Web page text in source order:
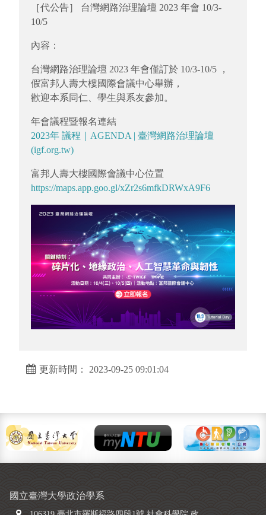
［代公告］ 台灣網路治理論壇 2023 年會 10/3-
10/5
內容：
台灣網路治理論壇 2023 年會僅訂於 10/3-10/5 ，
假富邦人壽大樓國際會議中心舉辦，
歡迎本系同仁、學生與系友參加。
年會議程暨報名連結
2023年 議程｜AGENDA | 臺灣網路治理論壇
(igf.org.tw)
富邦人壽大樓國際會議中心位置
https://maps.app.goo.gl/xZr2s6mfkDRWxA9F6
更新時間： 2023-09-25 09:01:04
國立臺灣大學政治學系